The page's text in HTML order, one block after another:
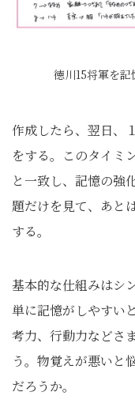
徳川15将軍を記
作成したら、翌日、
をする。このタイミ
と一致し、記憶の強
題だけを見て、あと
する。
基本的な仕組みはシ
単に記憶がしやすい
考力、行動力などさ
う。物覚えが悪いと
だろうか。